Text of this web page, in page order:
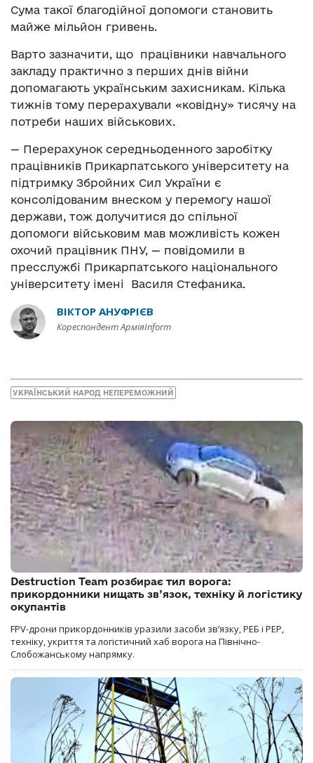
Сума такої благодійної допомоги становить
майже мільйон гривень.
Варто зазначити, що працівники навчального
закладу практично з перших днів війни
допомагають українським захисникам. Кілька
тижнів тому перерахували «ковідну» тисячу на
потреби наших військових.
— Перерахунок середньоденного заробітку
працівників Прикарпатського університету на
підтримку Збройних Сил України є
консолідованим внеском у перемогу нашої
держави, тож долучитися до спільної
допомоги військовим мав можливість кожен
охочий працівник ПНУ, — повідомили в
пресслужбі Прикарпатського національного
університету імені Василя Стефаника.
ВІКТОР АНУФРІЄВ
Кореспондент АрміяInform
УКРАЇНСЬКИЙ НАРОД НЕПЕРЕМОЖНИЙ
Destruction Team розбирає тил ворога:
прикордонники нищать зв’язок, техніку й логістику
окупантів
FPV-дрони прикордонників уразили засоби зв’язку, РЕБ і РЕР,
техніку, укриття та логістичний хаб ворога на Північно-
Слобожанському напрямку.